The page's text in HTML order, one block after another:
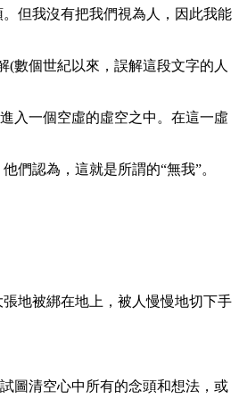
但我沒有把我們視為人，因此我能
數個世紀以來，誤解這段文字的人
入一個空虛的虛空之中。在這一虛
認為，這就是所謂的“無我”。
地被綁在地上，被人慢慢地切下手
圖清空心中所有的念頭和想法，或